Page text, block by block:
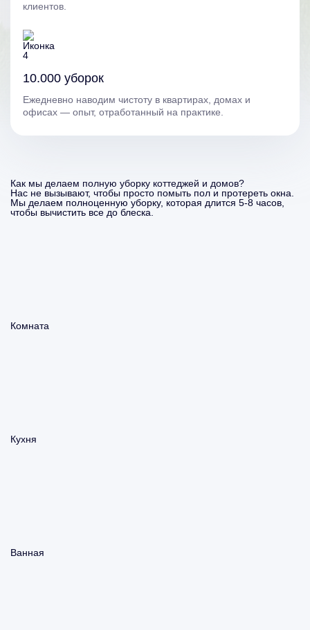
клиентов.
10.000 уборок
Ежедневно наводим чистоту в квартирах, домах и
офисах — опыт, отработанный на практике.
Как мы делаем полную уборку коттеджей и домов?
Нас не вызывают, чтобы просто помыть пол и протереть окна.
Мы делаем полноценную уборку, которая длится 5-8 часов,
чтобы вычистить все до блеска.
Комната
Кухня
Ванная